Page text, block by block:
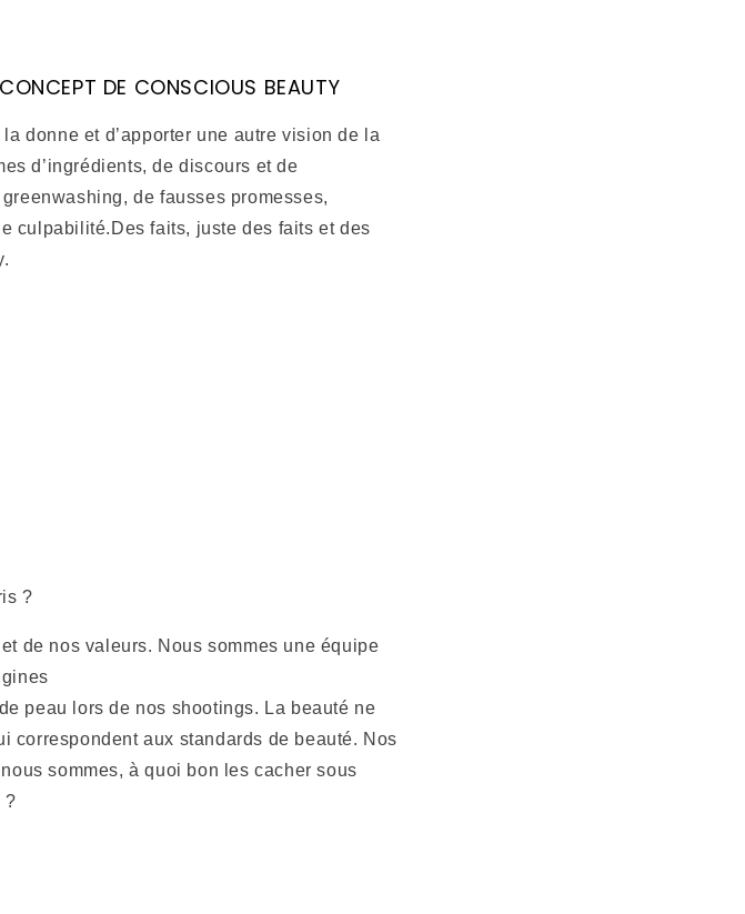
DE CONSCIOUS BEAUTY
la donne et d’apporter une autre vision de la
d’ingrédients, de discours et de
de fausses promesses,
culpabilité. Des faits, juste des faits et des
?
de nos valeurs. Nous sommes une équipe
peau lors de nos shootings. La beauté ne
correspondent aux standards de beauté. Nos
sommes, à quoi bon les cacher sous
?